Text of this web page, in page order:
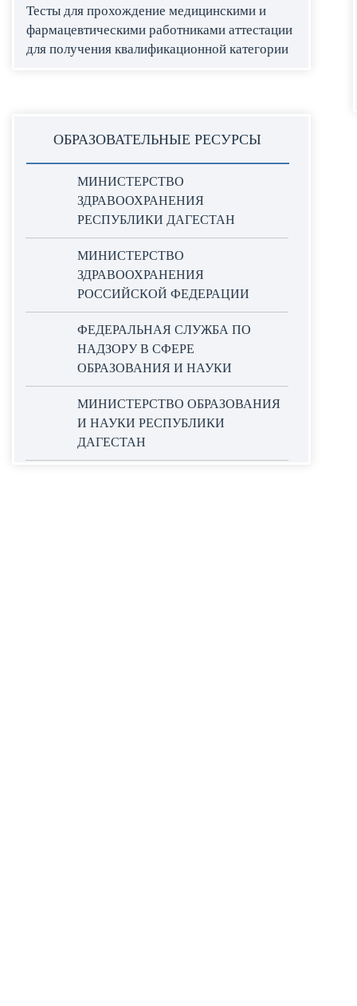
Тесты для прохождение медицинскими и
фармацевтическими работниками аттестации
для получения квалификационной категории
ОБРАЗОВАТЕЛЬНЫЕ РЕСУРСЫ
МИНИСТЕРСТВО
ЗДРАВООХРАНЕНИЯ
РЕСПУБЛИКИ ДАГЕСТАН
МИНИСТЕРСТВО
ЗДРАВООХРАНЕНИЯ
РОССИЙСКОЙ ФЕДЕРАЦИИ
ФЕДЕРАЛЬНАЯ СЛУЖБА ПО
НАДЗОРУ В СФЕРЕ
ОБРАЗОВАНИЯ И НАУКИ
МИНИСТЕРСТВО ОБРАЗОВАНИЯ
И НАУКИ РЕСПУБЛИКИ
ДАГЕСТАН